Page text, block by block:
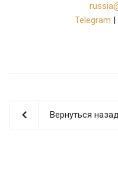
Telegram
Вернуться назад